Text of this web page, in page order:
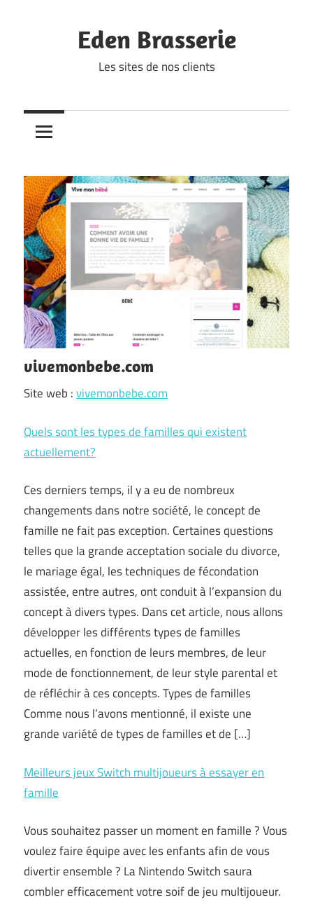
Eden Brasserie
Les sites de nos clients
vivemonbebe.com
Site web :vivemonbebe.com
Quels sont les types de familles qui existent
actuellement?
Ces derniers temps, il y a eu de nombreux
changements dans notre société, le concept de
famille ne fait pas exception. Certaines questions
telles que la grande acceptation sociale du divorce,
le mariage égal, les techniques de fécondation
assistée, entre autres, ont conduit à l’expansion du
concept à divers types. Dans cet article, nous allons
développer les différents types de familles
actuelles, en fonction de leurs membres, de leur
mode de fonctionnement, de leur style parental et
de réfléchir à ces concepts. Types de familles
Comme nous l’avons mentionné, il existe une
grande variété de types de familles et de […]
Meilleurs jeux Switch multijoueurs à essayer en
famille
Vous souhaitez passer un moment en famille ? Vous
voulez faire équipe avec les enfants afin de vous
divertir ensemble ? La Nintendo Switch saura
combler efficacement votre soif de jeu multijoueur.